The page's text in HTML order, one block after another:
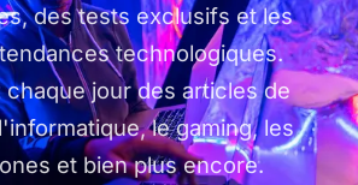
des tests exclusifs et les
technologiques.
chaque jour des articles de
le gaming, les
et bien plus encore.